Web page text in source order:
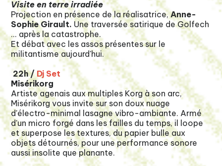
Visite en terre irradiée
Projection en présence de la réalisatrice,Anne-
Sophie Girault. Une traversée satirique de Golfech
... après la catastrophe.
Et débat avec les assos présentes sur le
militantisme aujourd'hui.
22h /Dj Set
Misérikorg
Artiste agenais aux multiples Korg à son arc,
Misérikorg vous invite sur son doux nuage
d'électro-minimal lasagne vibro-ambiante. Armé
d'un micro forgé dans les failles du temps, il loope
et superpose les textures, du papier bulle aux
objets détournés, pour une performance sonore
aussi insolite que planante.